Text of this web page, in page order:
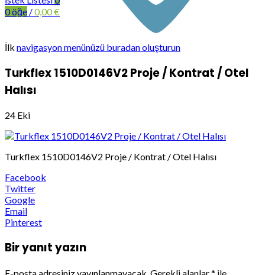
0öğe /0,00€
İlk navigasyon menünüzü buradan oluşturun
Turkflex 1510D0146V2 Proje / Kontrat / Otel
Halısı
24 Eki
Turkflex 1510D0146V2 Proje / Kontrat / Otel Halısı
Facebook
Twitter
Google
Email
Pinterest
Bir yanıt yazın